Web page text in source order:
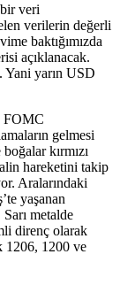
veri
verilerin değerli
baktığımızda
açıklanacak.
Yani yarın USD
FOMC
gelmesi
kırmızı
hareketini takip
Aralarındaki
yaşanan
metalde
direnç olarak
1206, 1200 ve